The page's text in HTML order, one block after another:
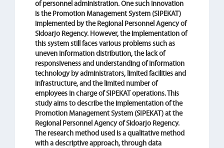
of personnel administration. One such innovation
is the Promotion Management System (SIPEKAT)
implemented by the Regional Personnel Agency of
Sidoarjo Regency. However, the implementation of
this system still faces various problems such as
uneven information distribution, the lack of
responsiveness and understanding of information
technology by administrators, limited facilities and
infrastructure, and the limited number of
employees in charge of SIPEKAT operations. This
study aims to describe the implementation of the
Promotion Management System (SIPEKAT) at the
Regional Personnel Agency of Sidoarjo Regency.
The research method used is a qualitative method
with a descriptive approach, through data